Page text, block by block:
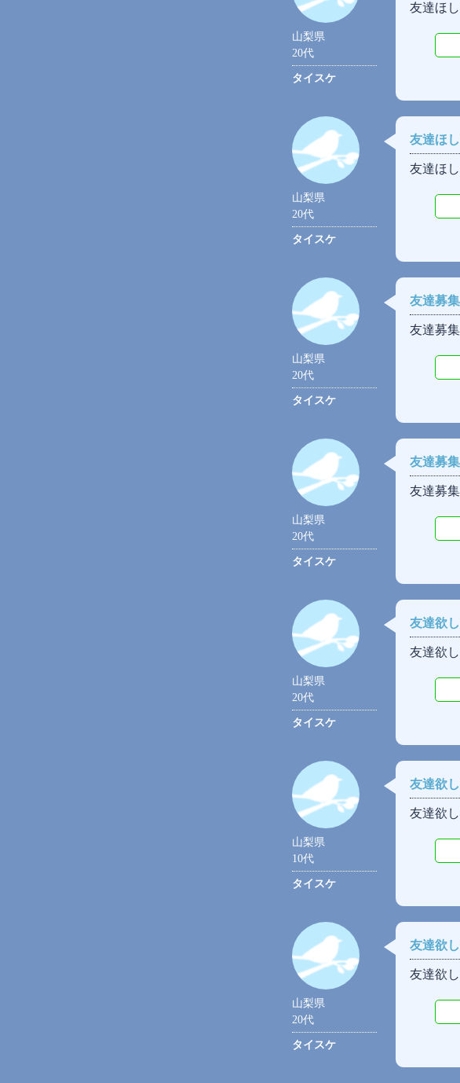
山梨県
20代
タイスケ
友達ほ
山梨県
20代
タイスケ
友達ほ
友達ほ
山梨県
20代
タイスケ
友達募集
友達募
山梨県
20代
タイスケ
友達募
友達募
山梨県
20代
タイスケ
友達欲
友達欲
山梨県
10代
タイスケ
友達欲
友達欲
山梨県
20代
タイスケ
友達欲
友達欲